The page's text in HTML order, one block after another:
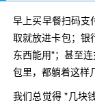
早上买早餐扫码支
取就放进卡包；银
东西能用"；甚至
包里，都躺着这样
我们总觉得 "几块